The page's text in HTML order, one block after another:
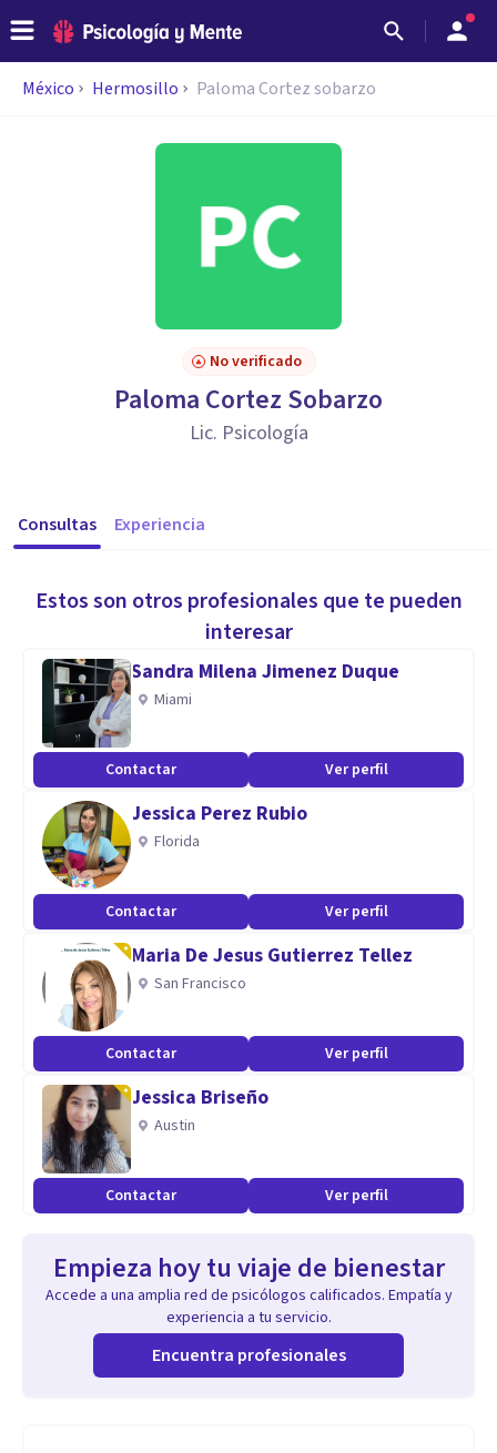
México Hermosillo Paloma Cortez sobarzo
No verificado
Paloma Cortez Sobarzo
Lic. Psicología
Consultas Experiencia
Estos son otros profesionales que te pueden
interesar
Sandra Milena Jimenez Duque
Miami
Contactar Ver perfil
Jessica Perez Rubio
Florida
Contactar Ver perfil
Maria De Jesus Gutierrez Tellez
San Francisco
Contactar Ver perfil
Jessica Briseño
Austin
Contactar Ver perfil
Empieza hoy tu viaje de bienestar
Accede a una amplia red de psicólogos calificados. Empatía y
experiencia a tu servicio.
Encuentra profesionales